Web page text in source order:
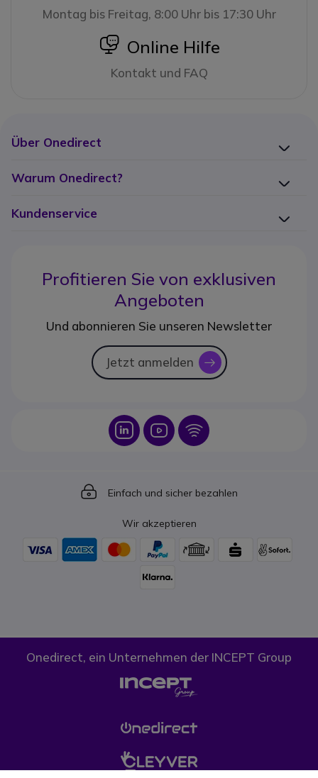
Montag bis Freitag, 8:00 Uhr bis 17:30 Uhr
icon
Online Hilfe
Kontakt und FAQ
Über Onedirect
Warum Onedirect?
Kundenservice
Profitieren Sie von exklusiven
Angeboten
Und abonnieren Sie unseren Newsletter
Jetzt anmelden icon
Icon Icon Icon
Icon
Einfach und sicher bezahlen
Wir akzeptieren
Onedirect, ein Unternehmen der INCEPT Group